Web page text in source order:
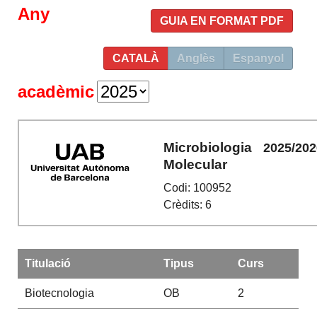
GUIA EN FORMAT PDF
CATALÀ Anglès Espanyol
Any
acadèmic
Microbiologia
Molecular
Codi: 100952
Crèdits: 6
2025/
Titulació Tipus Curs
Biotecnologia OB 2